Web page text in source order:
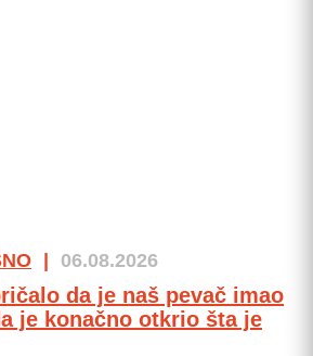
| 06.08.2026
da je naš pevač imao
je konačno otkrio šta je